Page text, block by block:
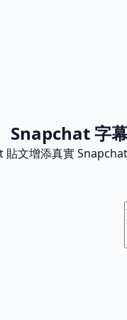
Snapchat 字
文增添真實